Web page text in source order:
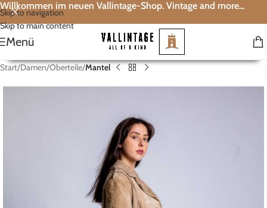
Skip to navigation
Skip to main content
Willkommen im neuen Vallintage-Shop. Vintage and more...
Menü
Start Damen Oberteile Mantel